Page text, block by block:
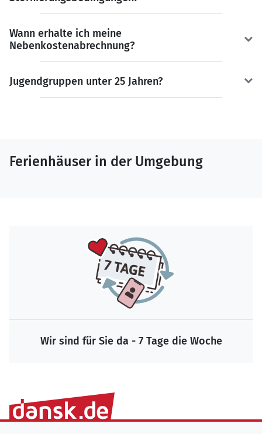
Wann erhalte ich meine
Nebenkostenabrechnung?
Jugendgruppen unter 25 Jahren?
Ferienhäuser in der Umgebung
Wir sind für Sie da - 7 Tage die Woche